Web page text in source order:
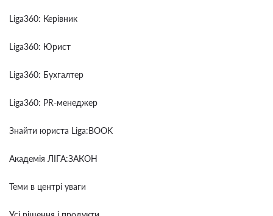
Liga360: Керівник
Liga360: Юрист
Liga360: Бухгалтер
Liga360: PR-менеджер
Знайти юриста Liga:BOOK
Академія ЛІГА:ЗАКОН
Теми в центрі уваги